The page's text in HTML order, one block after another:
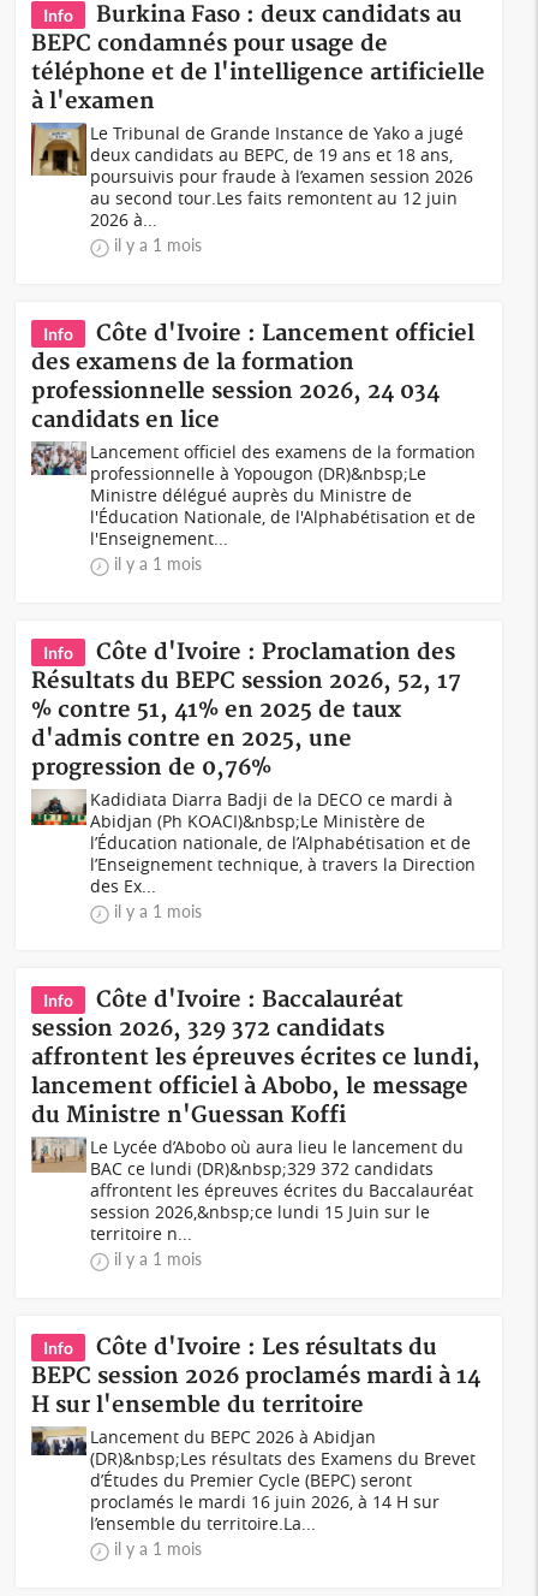
Info
Burkina Faso : deux candidats au
BEPC condamnés pour usage de
téléphone et de l'intelligence artificielle
à l'examen
Le Tribunal de Grande Instance de Yako a jugé
deux candidats au BEPC, de 19 ans et 18 ans,
poursuivis pour fraude à l’examen session 2026
au second tour.Les faits remontent au 12 juin
2026 à...
il y a 1 mois
Info
Côte d'Ivoire : Lancement officiel
des examens de la formation
professionnelle session 2026, 24 034
candidats en lice
Lancement officiel des examens de la formation
professionnelle à Yopougon (DR)&nbsp;Le
Ministre délégué auprès du Ministre de
l'Éducation Nationale, de l'Alphabétisation et de
l'Enseignement...
il y a 1 mois
Info
Côte d'Ivoire : Proclamation des
Résultats du BEPC session 2026, 52, 17
% contre 51, 41% en 2025 de taux
d'admis contre en 2025, une
progression de 0,76%
Kadidiata Diarra Badji de la DECO ce mardi à
Abidjan (Ph KOACI)&nbsp;Le Ministère de
l’Éducation nationale, de l’Alphabétisation et de
l’Enseignement technique, à travers la Direction
des Ex...
il y a 1 mois
Info
Côte d'Ivoire : Baccalauréat
session 2026, 329 372 candidats
affrontent les épreuves écrites ce lundi,
lancement officiel à Abobo, le message
du Ministre n'Guessan Koffi
Le Lycée d’Abobo où aura lieu le lancement du
BAC ce lundi (DR)&nbsp;329 372 candidats
affrontent les épreuves écrites du Baccalauréat
session 2026,&nbsp;ce lundi 15 Juin sur le
territoire n...
il y a 1 mois
Info
Côte d'Ivoire : Les résultats du
BEPC session 2026 proclamés mardi à 14
H sur l'ensemble du territoire
Lancement du BEPC 2026 à Abidjan
(DR)&nbsp;Les résultats des Examens du Brevet
d’Études du Premier Cycle (BEPC) seront
proclamés le mardi 16 juin 2026, à 14 H sur
l’ensemble du territoire.La...
il y a 1 mois